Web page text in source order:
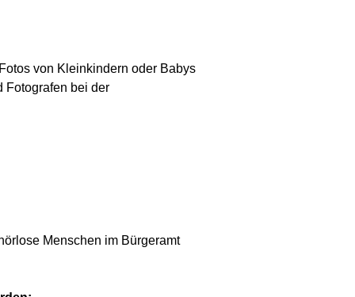
von Kleinkindern oder Babys
Fotografen bei der
Menschen im Bürgeramt